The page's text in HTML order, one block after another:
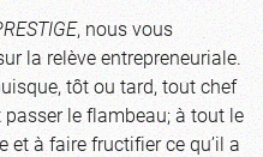
, nous vous
la relève entrepreneuriale.
tôt ou tard, tout chef
passer le flambeau; à tout le
et à faire fructifier ce qu’il a